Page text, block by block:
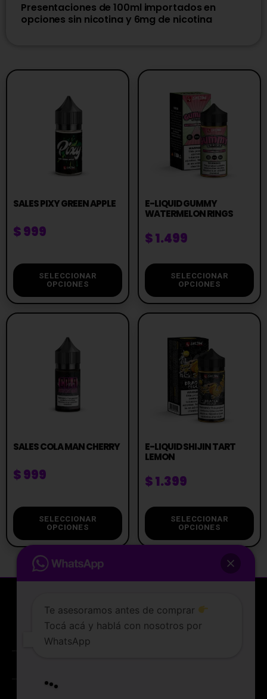
Presentaciones de 100ml importados en
opciones sin nicotina y 6mg de nicotina
SALES PIXY GREEN APPLE
$999
SELECCIONAR
OPCIONES
E-LIQUID GUMMY
WATERMELON RINGS
$1.499
SELECCIONAR
OPCIONES
SALES COLA MAN CHERRY
$999
SELECCIONAR
OPCIONES
E-LIQUID SHIJIN TART
LEMON
$1.399
SELECCIONAR
OPCIONES
La tienda de vapeo mejor valorada de Uruguay.
Te asesoramos antes de comprar
Tocá acá y hablá con nosotros por
WhatsApp